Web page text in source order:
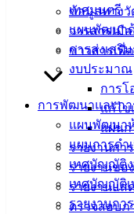
เทศมนตรี
แผนพัฒนา
การส่งเสริ
งบประมาณ
การโ
แก้ไข
แผนก
รายงานกา
รายงานขอ
รายงานแส
ตรวจสอบภ
ข้อมูลทาง
วารสารเมื
ข่าวสารเพื่
การพัฒนาและกา
แผนพัฒนา
แผนการดำ
เทศบัญญัติ
เทศบัญญัติเ
รายงานกา
ข่าวสาร
ข้อมูล
ข่าวสาร
อิเล็กทรอนิกส์
องค์
ความรู้
(Knowledge
Management)